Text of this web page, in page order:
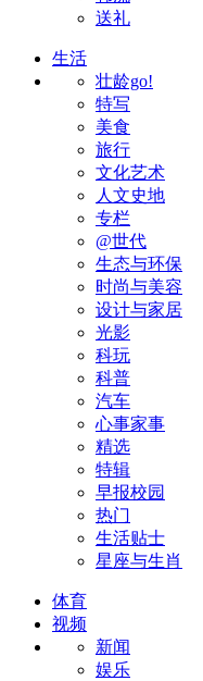
送礼
生活
壮龄go!
特写
美食
旅行
文化艺术
人文史地
专栏
@世代
生态与环保
时尚与美容
设计与家居
光影
科玩
科普
汽车
心事家事
精选
特辑
早报校园
热门
生活贴士
星座与生肖
体育
视频
新闻
娱乐